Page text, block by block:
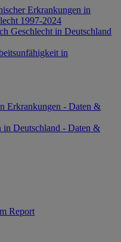
Erkrankungen in
1997-2024
Geschlecht in Deutschland
in
Erkrankungen - Daten &
in Deutschland - Daten &
Report